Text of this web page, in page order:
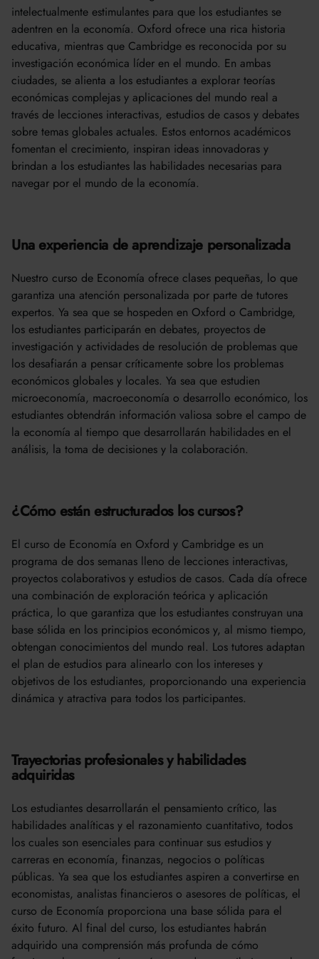
intelectualmente estimulantes para que los estudiantes se
adentren en la economía. Oxford ofrece una rica historia
educativa, mientras que Cambridge es reconocida por su
investigación económica líder en el mundo. En ambas
ciudades, se alienta a los estudiantes a explorar teorías
económicas complejas y aplicaciones del mundo real a
través de lecciones interactivas, estudios de casos y debates
sobre temas globales actuales. Estos entornos académicos
fomentan el crecimiento, inspiran ideas innovadoras y
brindan a los estudiantes las habilidades necesarias para
navegar por el mundo de la economía.
Una experiencia de aprendizaje personalizada
Nuestro curso de Economía ofrece clases pequeñas, lo que
garantiza una atención personalizada por parte de tutores
expertos. Ya sea que se hospeden en Oxford o Cambridge,
los estudiantes participarán en debates, proyectos de
investigación y actividades de resolución de problemas que
los desafiarán a pensar críticamente sobre los problemas
económicos globales y locales. Ya sea que estudien
microeconomía, macroeconomía o desarrollo económico, los
estudiantes obtendrán información valiosa sobre el campo de
la economía al tiempo que desarrollarán habilidades en el
análisis, la toma de decisiones y la colaboración.
¿Cómo están estructurados los cursos?
El curso de Economía en Oxford y Cambridge es un
programa de dos semanas lleno de lecciones interactivas,
proyectos colaborativos y estudios de casos. Cada día ofrece
una combinación de exploración teórica y aplicación
práctica, lo que garantiza que los estudiantes construyan una
base sólida en los principios económicos y, al mismo tiempo,
obtengan conocimientos del mundo real. Los tutores adaptan
el plan de estudios para alinearlo con los intereses y
objetivos de los estudiantes, proporcionando una experiencia
dinámica y atractiva para todos los participantes.
Trayectorias profesionales y habilidades
adquiridas
Los estudiantes desarrollarán el pensamiento crítico, las
habilidades analíticas y el razonamiento cuantitativo, todos
los cuales son esenciales para continuar sus estudios y
carreras en economía, finanzas, negocios o políticas
públicas. Ya sea que los estudiantes aspiren a convertirse en
economistas, analistas financieros o asesores de políticas, el
curso de Economía proporciona una base sólida para el
éxito futuro. Al final del curso, los estudiantes habrán
adquirido una comprensión más profunda de cómo